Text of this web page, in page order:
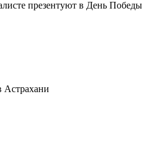
презентуют в День Победы
Астрахани